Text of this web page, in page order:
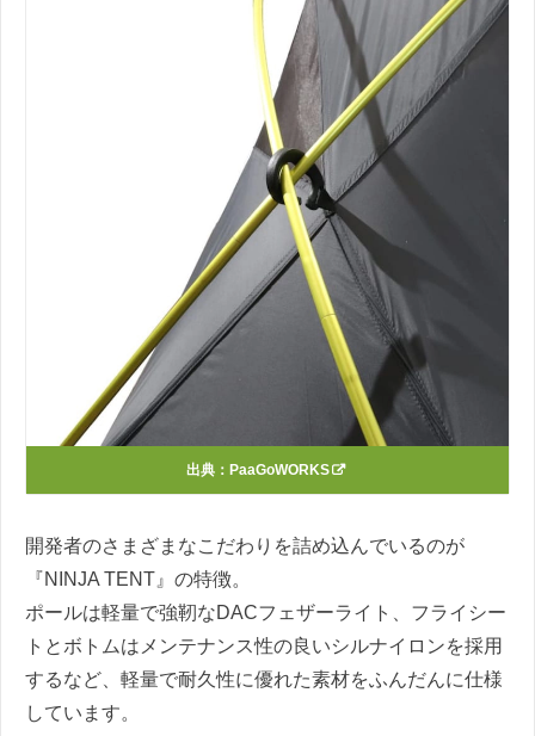
出典： PaaGoWORKS
開発者のさまざまなこだわりを詰め込んでいるのが
『NINJA TENT』の特徴。
ポールは軽量で強靭なDACフェザーライト、フライシー
トとボトムはメンテナンス性の良いシルナイロンを採用
するなど、軽量で耐久性に優れた素材をふんだんに仕様
しています。